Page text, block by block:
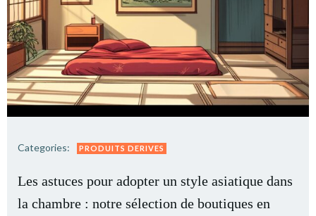
Categories: PRODUITS DERIVES
Les astuces pour adopter un style asiatique dans
la chambre : notre sélection de boutiques en